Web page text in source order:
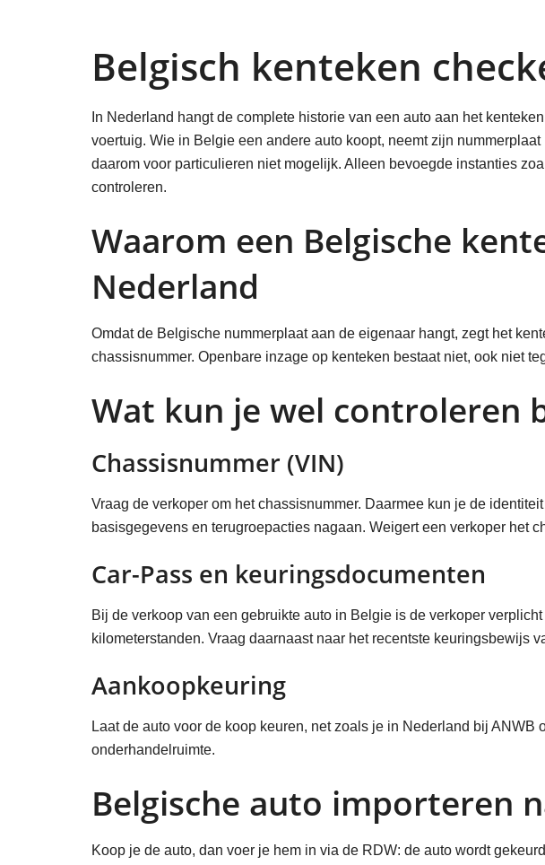
Belgisch kenteken
In Nederland hangt de complete historie van een auto aan het
voertuig. Wie in Belgie een andere auto koopt, neemt zijn
daarom voor particulieren niet mogelijk. Alleen bevoegde instanties
controleren.
Waarom een Belgische
Nederland
Omdat de Belgische nummerplaat aan de eigenaar hangt, zegt het
chassisnummer. Openbare inzage op kenteken bestaat niet, ook niet
Wat kun je wel controleren
Chassisnummer (VIN)
Vraag de verkoper om het chassisnummer. Daarmee kun je de
basisgegevens en terugroepacties nagaan. Weigert een verkoper het
Car-Pass en keuringsdocumenten
Bij de verkoop van een gebruikte auto in Belgie is de verkoper
kilometerstanden. Vraag daarnaast naar het recentste keuringsbewijs
Aankoopkeuring
Laat de auto voor de koop keuren, net zoals je in Nederland bij
onderhandelruimte.
Belgische auto importeren
Koop je de auto, dan voer je hem in via de RDW: de auto wordt